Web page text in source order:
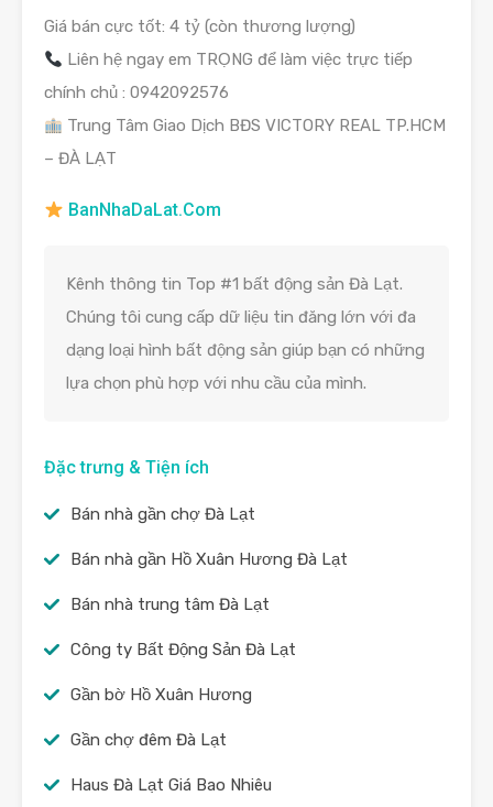
Giá bán cực tốt: 4 tỷ (còn thương lượng)
Liên hệ ngay em TRỌNG để làm việc trực tiếp
chính chủ : 0942092576
Trung Tâm Giao Dịch BĐS VICTORY REAL TP.HCM
– ĐÀ LẠT
BanNhaDaLat.Com
Kênh thông tin Top #1 bất động sản Đà Lạt.
Chúng tôi cung cấp dữ liệu tin đăng lớn với đa
dạng loại hình bất động sản giúp bạn có những
lựa chọn phù hợp với nhu cầu của mình.
Đặc trưng & Tiện ích
Bán nhà gần chợ Đà Lạt
Bán nhà gần Hồ Xuân Hương Đà Lạt
Bán nhà trung tâm Đà Lạt
Công ty Bất Động Sản Đà Lạt
Gần bờ Hồ Xuân Hương
Gần chợ đêm Đà Lạt
Haus Đà Lạt Giá Bao Nhiêu